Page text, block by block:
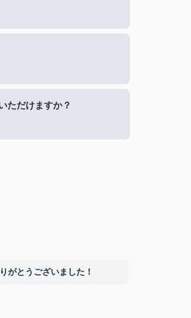
ただけますか？
がとうございました！